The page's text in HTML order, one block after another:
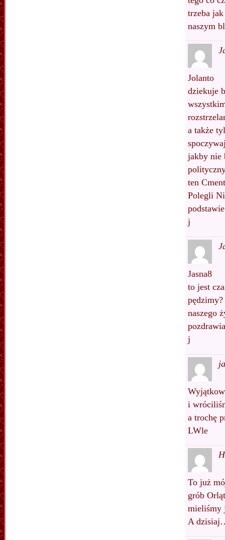
trzeba
naszym
Jolanto
dziekuje
a także
jakby nie
ten
Polegli
j
Jasna8
to jest
naszego
j
i
a trochę
LWle
To już
grób
mieliśmy
A